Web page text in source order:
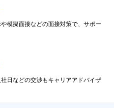
模擬面接などの面接対策で、サポー
日などの交渉もキャリアアドバイザ